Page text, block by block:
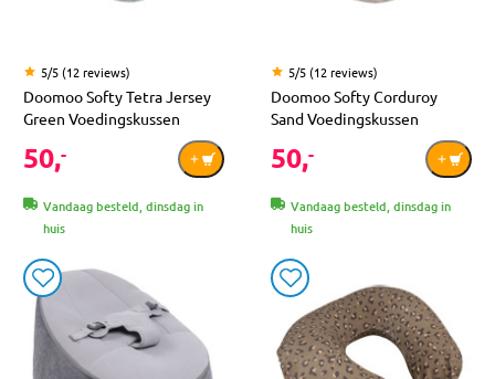
5/5 (12 reviews)
Doomoo Softy Tetra Jersey
Green Voedingskussen
50,-
Vandaag besteld, dinsdag in
huis
5/5 (12 reviews)
Doomoo Softy Corduroy
Sand Voedingskussen
50,-
Vandaag besteld, dinsdag in
huis